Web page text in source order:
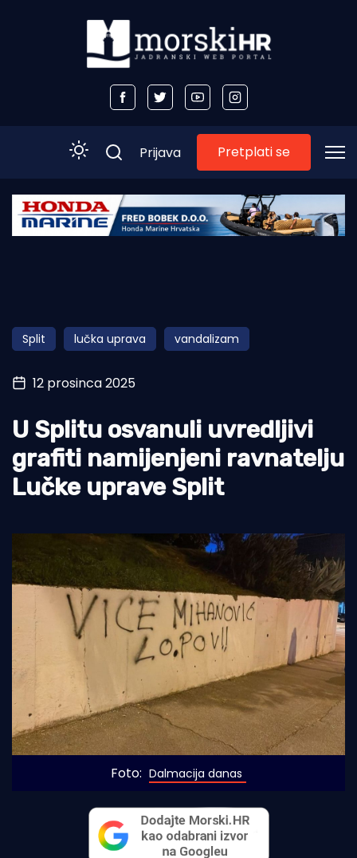
Početna
Obala
Otoci
Turizam i nautika
Pomorstvo
Ribolov
Ekologija
Prijava Pretplati se
Split lučka uprava vandalizam
12 prosinca 2025
U Splitu osvanuli uvredljivi
grafiti namijenjeni ravnatelju
Lučke uprave Split
Foto: Dalmacija danas